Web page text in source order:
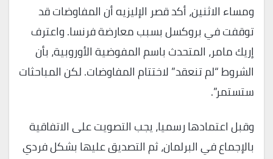
ومساء الاثنين، أكد قصر الإليزيه أن المفاوضات قد
توقفت في بروكسل بسبب معارضة فرنسا. واعترف
إريك مامر، المتحدث باسم المفوضية الأوروبية، بأن
الشروط “لم تنعقد” لاختتام المفاوضات. لكن المباحثات
ستستمر”.
وقبل اعتمادها رسميا، يجب التصويت على الاتفاقية
بالإجماع في البرلمان، ثم التصديق عليها بشكل فردي